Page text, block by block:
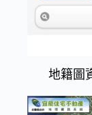
地籍圖